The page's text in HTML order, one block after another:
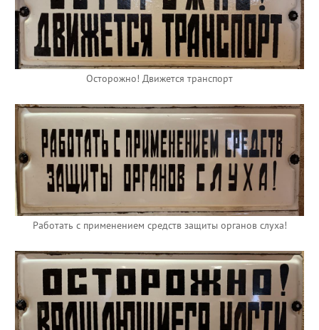
Осторожно! Движется транспорт
Работать с применением средств защиты органов слуха!